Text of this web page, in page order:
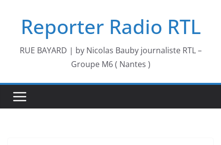
contenuReporter Radio RTL
RUE BAYARD | by Nicolas Bauby journaliste RTL –
Groupe M6 ( Nantes )